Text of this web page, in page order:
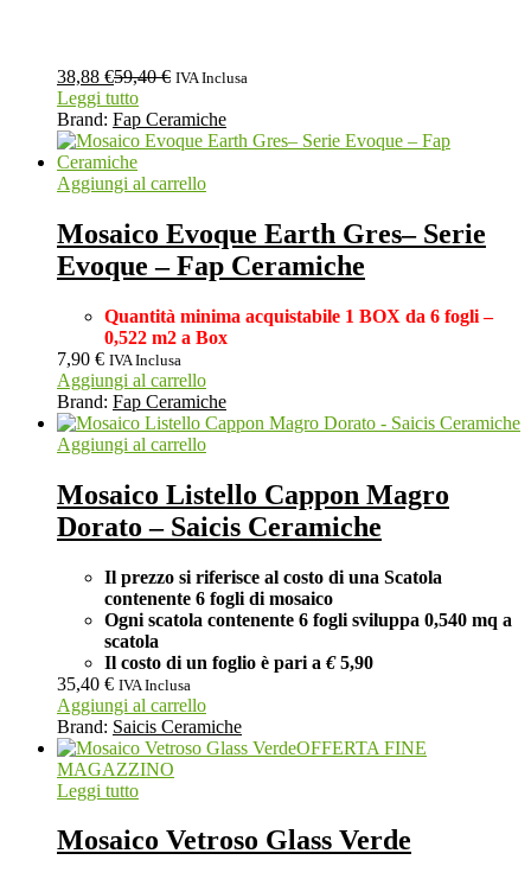
38,88 €59,40€ IVA Inclusa
Leggi tutto
Brand: Fap Ceramiche
Aggiungi al carrello
Mosaico Evoque Earth Gres– Serie
Evoque – Fap Ceramiche
Quantità minima acquistabile 1 BOX da 6 fogli –
0,522 m2 a Box
7,90 € IVA Inclusa
Aggiungi al carrello
Brand: Fap Ceramiche
Aggiungi al carrello
Mosaico Listello Cappon Magro
Dorato – Saicis Ceramiche
Il prezzo si riferisce al costo di una Scatola
contenente 6 fogli di mosaico
Ogni scatola contenente 6 fogli sviluppa 0,540 mq a
scatola
Il costo di un foglio è pari a €5,90
35,40 € IVA Inclusa
Aggiungi al carrello
Brand: Saicis Ceramiche
OFFERTA FINE
MAGAZZINO
Leggi tutto
Mosaico Vetroso Glass Verde